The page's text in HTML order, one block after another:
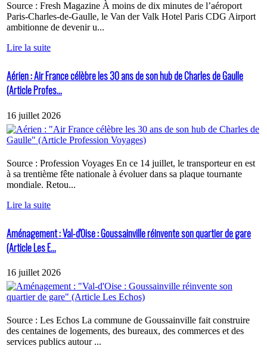
Source : Fresh Magazine À moins de dix minutes de l’aéroport
Paris-Charles-de-Gaulle, le Van der Valk Hotel Paris CDG Airport
ambitionne de devenir u...
Lire la suite
Aérien : Air France célèbre les 30 ans de son hub de Charles de Gaulle
(Article Profes...
16 juillet 2026
Source : Profession Voyages En ce 14 juillet, le transporteur en est
à sa trentième fête nationale à évoluer dans sa plaque tournante
mondiale. Retou...
Lire la suite
Aménagement : Val-d'Oise : Goussainville réinvente son quartier de gare
(Article Les E...
16 juillet 2026
Source : Les Echos La commune de Goussainville fait construire
des centaines de logements, des bureaux, des commerces et des
services publics autour ...